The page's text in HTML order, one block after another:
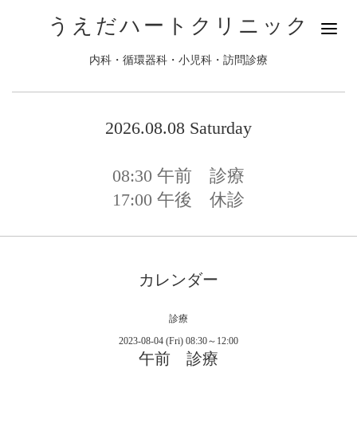
うえだハートクリニック
内科・循環器科・小児科・訪問診療
2026.08.08 Saturday
08:30 午前 診療
17:00 午後 休診
カレンダー
診療
2023-08-04 (Fri) 08:30～12:00
午前 診療